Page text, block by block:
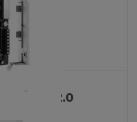
Unit 2.0